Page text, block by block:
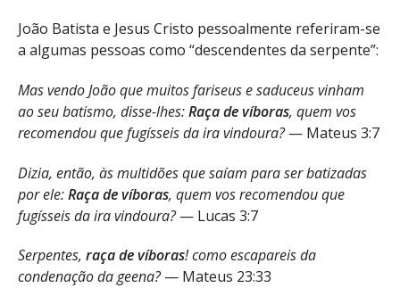
João Batista e Jesus Cristo pessoalmente referiram-se
a algumas pessoas como “descendentes da serpente”:
Mas vendo João que muitos fariseus e saduceus vinham
ao seu batismo, disse-lhes:Raça de víboras, quem vos
recomendou que fugísseis da ira vindoura?— Mateus 3:7
Dizia, então, às multidões que saíam para ser batizadas
por ele:Raça de víboras, quem vos recomendou que
fugísseis da ira vindoura?— Lucas 3:7
Serpentes, raça de víboras! como escapareis da
condenação da geena?— Mateus 23:33